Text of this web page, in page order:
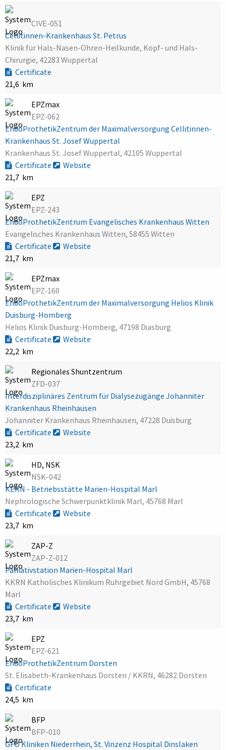
CIVE-051
Cellitinnen-Krankenhaus St. Petrus
Klinik für Hals-Nasen-Ohren-Heilkunde, Kopf- und Hals-
Chirurgie, 42283 Wuppertal
Certificate
21,6 km
EPZmax
EPZ-062
EndoProthetikZentrum der Maximalversorgung Cellitinnen-
Krankenhaus St. Josef Wuppertal
Krankenhaus St. Josef Wuppertal, 42105 Wuppertal
Certificate
Website
21,7 km
EPZ
EPZ-243
EndoProthetikZentrum Evangelisches Krankenhaus Witten
Evangelisches Krankenhaus Witten, 58455 Witten
Certificate
Website
21,7 km
EPZmax
EPZ-160
EndoProthetikZentrum der Maximalversorgung Helios Klinik
Duisburg-Homberg
Helios Klinik Duisburg-Homberg, 47198 Duisburg
Certificate
Website
22,2 km
Regionales Shuntzentrum
ZFD-037
Interdisziplinäres Zentrum für Dialysezugänge Johanniter
Krankenhaus Rheinhausen
Johanniter Krankenhaus Rheinhausen, 47228 Duisburg
Certificate
Website
23,2 km
HD, NSK
NSK-042
KERN - Betriebsstätte Marien-Hospital Marl
Nephrologische Schwerpunktklinik Marl, 45768 Marl
Certificate
Website
23,7 km
ZAP-Z
ZAP-Z-012
Palliativstation Marien-Hospital Marl
KKRN Katholisches Klinikum Ruhrgebiet Nord GmbH, 45768
Marl
Certificate
Website
23,7 km
EPZ
EPZ-621
EndoProthetikZentrum Dorsten
St. Elisabeth-Krankenhaus Dorsten / KKRN, 46282 Dorsten
Certificate
24,5 km
BFP
BFP-010
GFO Kliniken Niederrhein, St. Vinzenz Hospital Dinslaken